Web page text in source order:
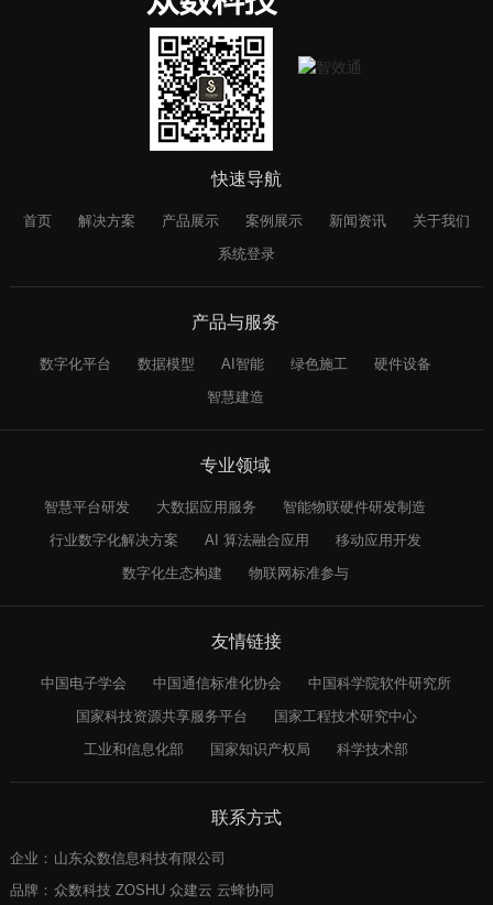
快速导航
首页 解决方案 产品展示 案例展示 新闻资讯
关于我们
系统登录
产品与服务
数字化平台 数据模型 AI智能 绿色施工
硬件设备
智慧建造
专业领域
智慧平台研发 大数据应用服务
智能物联硬件研发制造
行业数字化解决方案
AI 算法融合应用
移动应用开发
数字化生态构建
物联网标准参与
友情链接
中国电子学会 中国通信标准化协会
中国科学院软件研究所
国家科技资源共享服务平台
国家工程技术研究中心
工业和信息化部
国家知识产权局 科学技术部
联系方式
企业： 山东众数信息科技有限公司
品牌： 众数科技 ZOSHU 众建云 云蜂协同